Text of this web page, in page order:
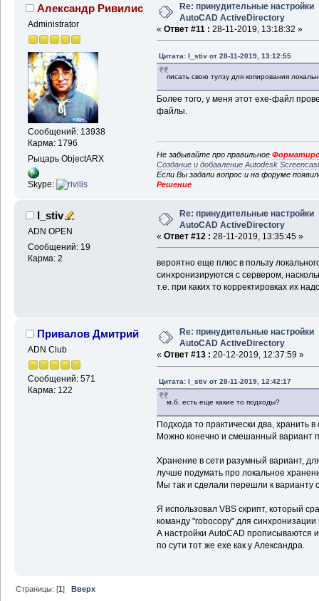
Александр Ривилис
Administrator
Сообщений: 13938
Карма: 1796
Рыцарь ObjectARX
Skype:
Re: принудительные настройки
AutoCAD ActiveDirectory
« Ответ #11 : 28-11-2019, 13:18:32 »
Цитата: I_stiv от 28-11-2019, 13:12:55
писать свою тулзу для копирования
Более того, у меня этот exe-файл
файлы.
Не забывайте про правильное
Создание и добавление Autodesk
Если Вы задали вопрос и на форуме
Решение
I_stiv
ADN OPEN
Сообщений: 19
Карма: 2
Re: принудительные настройки
AutoCAD ActiveDirectory
« Ответ #12 : 28-11-2019, 13:35:45 »
вероятно еще плюс в пользу
синхронизируются с сервером,
т.е. при каких то корректировках их
Привалов Дмитрий
ADN Club
Сообщений: 571
Карма: 122
Re: принудительные настройки
AutoCAD ActiveDirectory
« Ответ #13 : 20-12-2019, 12:37:59 »
Цитата: I_stiv от 28-11-2019, 12:42:17
м.б. есть еще какие то подходы?
Подхода то практически два, хранить
Можно конечно и смешанный вариант
Хранение в сети разумный вариант,
лучше подумать про локальное
Мы так и сделали перешли к варианту
Я использовал VBS скрипт, который
команду "robocopy" для
А настройки AutoCAD прописываются
по сути тот же exe как у Александра.
Страницы: [1] Вверх